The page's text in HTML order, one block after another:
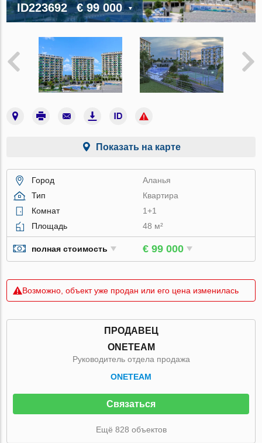
ID223692 € 99 000
Показать на карте
Город
Аланья
Тип
Квартира
Комнат
1+1
Площадь
48 м²
полная стоимость € 99 000
Возможно, объект уже продан или его цена изменилась
ПРОДАВЕЦ
ONETEAM
Руководитель отдела продажа
ONETEAM
Связаться
Ещё 828 объектов